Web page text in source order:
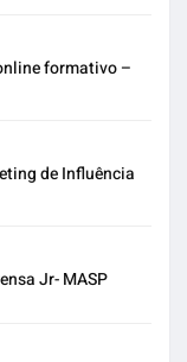
formativo –
de Influência
Jr- MASP